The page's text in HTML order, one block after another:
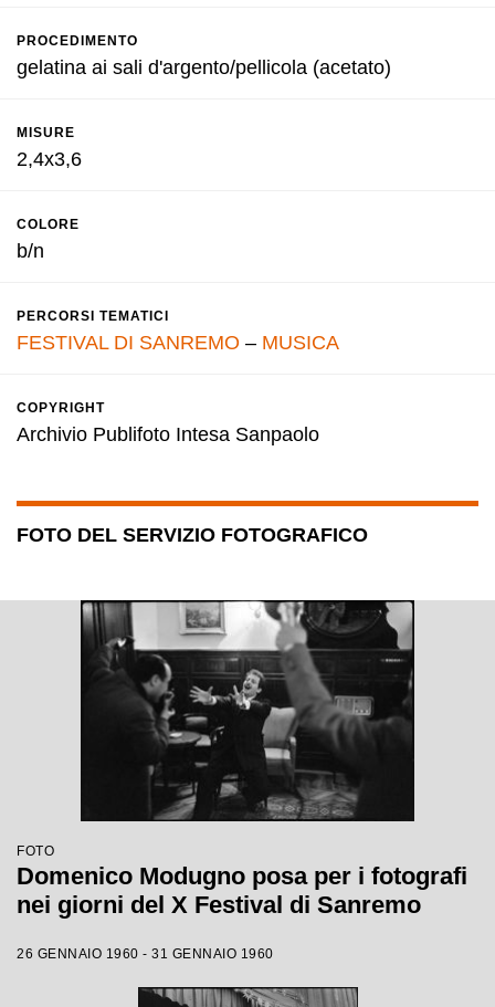
PROCEDIMENTO
gelatina ai sali d'argento/pellicola (acetato)
MISURE
2,4x3,6
COLORE
b/n
PERCORSI TEMATICI
FESTIVAL DI SANREMO – MUSICA
COPYRIGHT
Archivio Publifoto Intesa Sanpaolo
FOTO DEL SERVIZIO FOTOGRAFICO
FOTO
Domenico Modugno posa per i fotografi
nei giorni del X Festival di Sanremo
26 GENNAIO 1960 - 31 GENNAIO 1960